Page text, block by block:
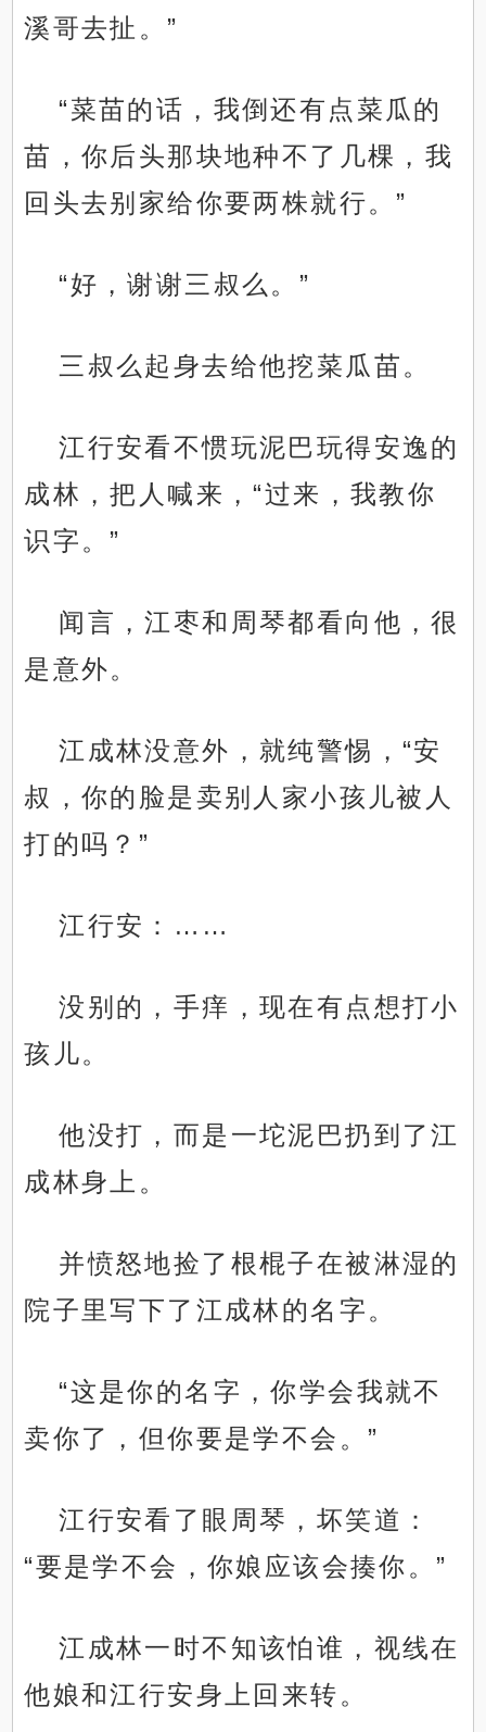
溪哥去扯。”
“菜苗的话，我倒还有点菜瓜的
苗，你后头那块地种不了几棵，我
回头去别家给你要两株就行。”
“好，谢谢三叔么。”
三叔么起身去给他挖菜瓜苗。
江行安看不惯玩泥巴玩得安逸的
成林，把人喊来，“过来，我教你
识字。”
闻言，江枣和周琴都看向他，很
是意外。
江成林没意外，就纯警惕，“安
叔，你的脸是卖别人家小孩儿被人
打的吗？”
江行安：……
没别的，手痒，现在有点想打小
孩儿。
他没打，而是一坨泥巴扔到了江
成林身上。
并愤怒地捡了根棍子在被淋湿的
院子里写下了江成林的名字。
“这是你的名字，你学会我就不
卖你了，但你要是学不会。”
江行安看了眼周琴，坏笑道：
“要是学不会，你娘应该会揍你。”
江成林一时不知该怕谁，视线在
他娘和江行安身上回来转。